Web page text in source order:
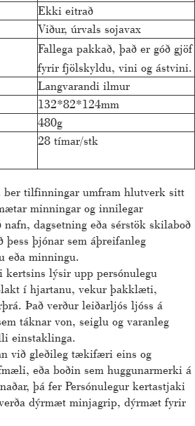
Ekki eitrað
Viður, úrvals sojavax
Fallega pakkað, það er góð gjöf
fyrir fjölskyldu, vini og ástvini.
Langvarandi ilmur
132*82*124mm
480g
28 tímar/stk
ber tilfinningar umfram hlutverk sitt
minningar og innilegar
dagsetning eða sérstök skilaboð
þjónar sem áþreifanleg
eða minningu.
lýsir upp persónulegu
í hjartanu, vekur þakklæti,
Það verður leiðarljós ljóss á
táknar von, seiglu og varanleg
einstaklinga.
við gleðileg tækifæri eins og
eða boðin sem huggunarmerki á
þá fer Persónulegur kertastjaki
dýrmæt minjagrip, dýrmæt fyrir